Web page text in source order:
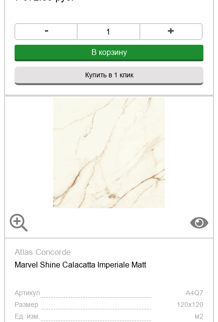
- +
В корзину
Купить в 1 клик
Atlas Concorde
Marvel Shine Calacatta Imperiale Matt
Артикул
A4Q7
Размер
120x120
Ед. изм.
м2